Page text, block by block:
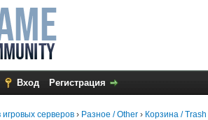
Вход Регистрация
серверов › Разное / Other › Корзина / Trash